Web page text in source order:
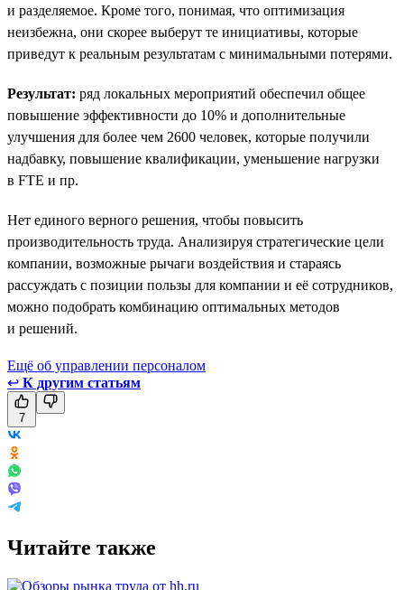
и разделяемое. Кроме того, понимая, что оптимизация
неизбежна, они скорее выберут те инициативы, которые
приведут к реальным результатам с минимальными потерями.
Результат: ряд локальных мероприятий обеспечил общее
повышение эффективности до 10% и дополнительные
улучшения для более чем 2600 человек, которые получили
надбавку, повышение квалификации, уменьшение нагрузки
в FTE и пр.
Нет единого верного решения, чтобы повысить
производительность труда. Анализируя стратегические цели
компании, возможные рычаги воздействия и стараясь
рассуждать с позиции пользы для компании и её сотрудников,
можно подобрать комбинацию оптимальных методов
и решений.
Ещё об управлении персоналом
↩ К другим статьям
7
Читайте также